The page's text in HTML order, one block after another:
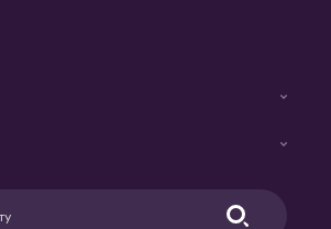
Инвестиционный Счет
капиталом
центр